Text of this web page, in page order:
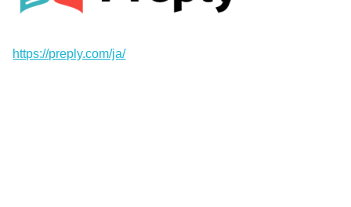
https://preply.com/ja/